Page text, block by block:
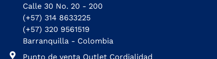
Calle 30 No. 20 - 200
(+57) 314 8633225
(+57) 320 9561519
Barranquilla - Colombia
Punto de venta Outlet Cordialidad